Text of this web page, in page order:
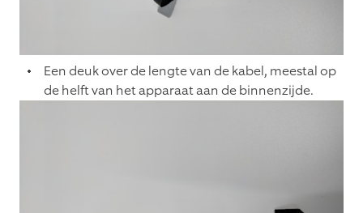
Een deuk over de lengte van de kabel, meestal op
de helft van het apparaat aan de binnenzijde.